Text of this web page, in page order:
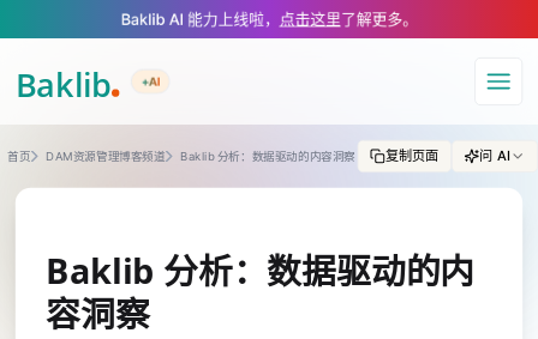
A Markdown version of this page is available at https://
Baklib AI 能力上线啦， 点击这里了解更多。
+AI
导航
首页 DAM资源管理博客频道 Baklib 分析：数据驱动的内容洞察 复制页面 问 AI
Baklib 分析：数据驱动的内
容洞察